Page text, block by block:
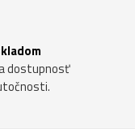
dostupnosť